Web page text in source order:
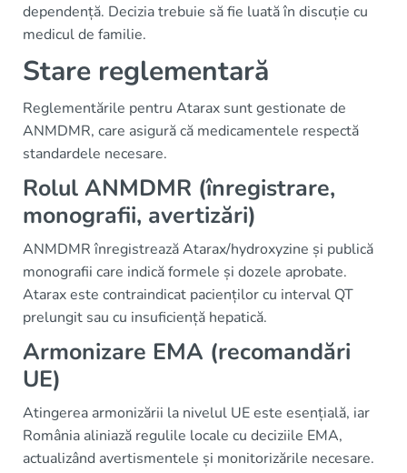
dependență. Decizia trebuie să fie luată în discuție cu
medicul de familie.
Stare reglementară
Reglementările pentru Atarax sunt gestionate de
ANMDMR, care asigură că medicamentele respectă
standardele necesare.
Rolul ANMDMR (înregistrare,
monografii, avertizări)
ANMDMR înregistrează Atarax/hydroxyzine și publică
monografii care indică formele și dozele aprobate.
Atarax este contraindicat pacienților cu interval QT
prelungit sau cu insuficiență hepatică.
Armonizare EMA (recomandări
UE)
Atingerea armonizării la nivelul UE este esențială, iar
România aliniază regulile locale cu deciziile EMA,
actualizând avertismentele și monitorizările necesare.